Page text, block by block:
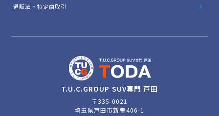
通販法・特定商取引
T.U.C.GROUP SUV専門 戸田
〒335-0021
埼玉県戸田市新曽406-1